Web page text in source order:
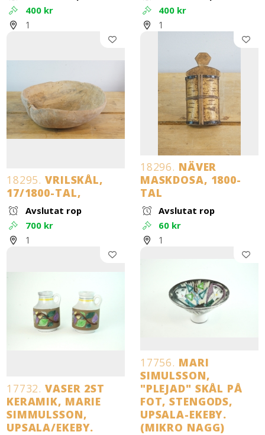
400 kr
1
400 kr
1
18295. VRILSKÅL,
17/1800-TAL,
Avslutat rop
700 kr
1
18296. NÄVER
MASKDOSA, 1800-
TAL
Avslutat rop
60 kr
1
17732. VASER 2ST
KERAMIK, MARIE
SIMMULSSON,
UPSALA/EKEBY.
17756. MARI
SIMULSSON,
"PLEJAD" SKÅL PÅ
FOT, STENGODS,
UPSALA-EKEBY.
(MIKRO NAGG)